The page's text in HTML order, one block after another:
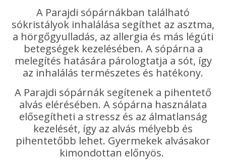
A Parajdi sópárnákban található
sókristályok inhalálása segíthet az asztma,
a hörgőgyulladás, az allergia és más légúti
betegségek kezelésében. A sópárna a
melegítés hatására párologtatja a sót, így
az inhalálás természetes és hatékony.
A Parajdi sópárnák segítenek a pihentető
alvás elérésében. A sópárna használata
elősegítheti a stressz és az álmatlanság
kezelését, így az alvás mélyebb és
pihentetőbb lehet. Gyermekek alvásakor
kimondottan előnyös.